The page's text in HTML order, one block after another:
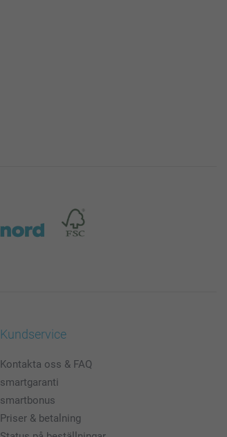
Kundservice
Kontakta oss & FAQ
smartgaranti
smartbonus
Priser & betalning